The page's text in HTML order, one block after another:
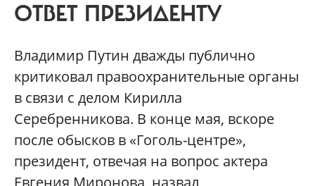
ОТВЕТ ПРЕЗИДЕНТУ
Владимир Путин дважды публично
критиковал правоохранительные органы
в связи с делом Кирилла
Серебренникова. В конце мая, вскоре
после обысков в «Гоголь-центре»,
президент, отвечая на вопрос актера